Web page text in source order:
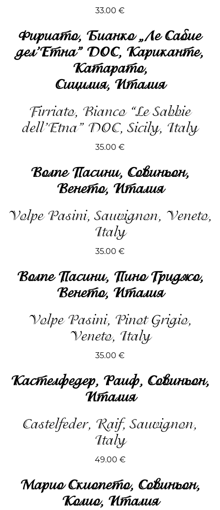
33.00 €
Фириато, Бианко „Ле Сабие
дел’Етна” DOC, Кариканте,
Катарато,
Сицилия, Италия
Firriato, Bianco “Le Sabbie
dell’Etna” DOC, Sicily, Italy
35.00 €
Волпе Пасини, Совиньон,
Венето, Италия
Volpe Pasini, Sauvignon, Veneto,
Italy
35.00 €
Волпе Пасини, Пино Гриджо,
Венето, Италия
Volpe Pasini, Pinot Grigio,
Veneto, Italy
35.00 €
Кастелфедер, Раиф, Совиньон,
Италия
Castelfeder, Raif, Sauvignon,
Italy
49.00 €
Марио Скиопето, Совиньон,
Колио, Италия